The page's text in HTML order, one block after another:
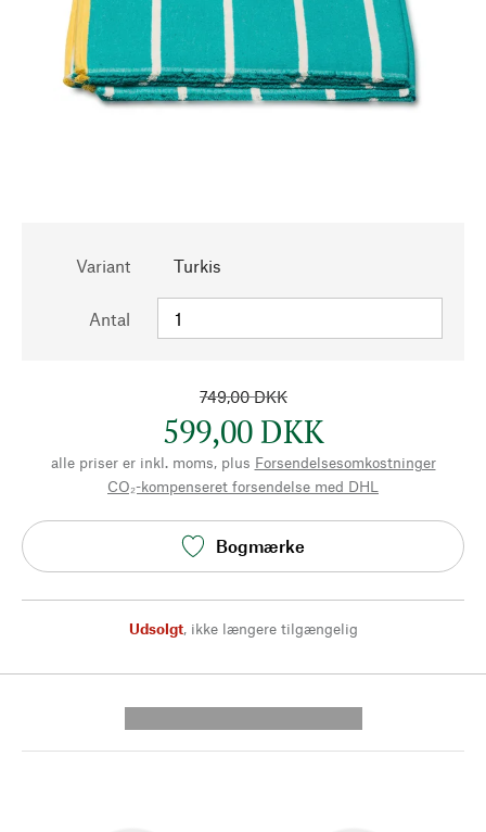
Variant Turkis
Antal
749,00 DKK
599,00 DKK
alle priser er inkl. moms, plus Forsendelsesomkostninger
CO₂-kompenseret forsendelse med DHL
Bogmærke
Udsolgt, ikke længere tilgængelig